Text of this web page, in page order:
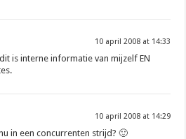
10 april 2008 at 14:33
is interne informatie van mijzelf EN
10 april 2008 at 14:29
in een concurrenten strijd? 🙂